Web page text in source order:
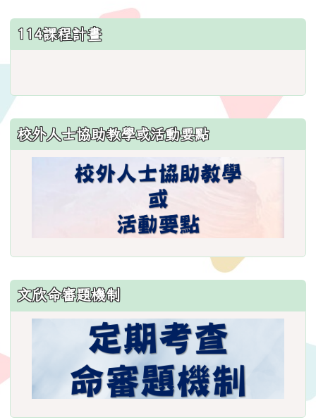
114課程計畫
https://
ncsn=11&nsn=29
\
校外人士協助教學或活動要點
文欣命審題機制